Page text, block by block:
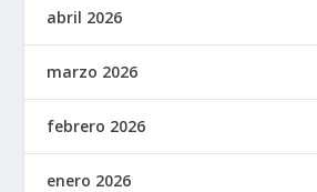
abril 2026
marzo 2026
febrero 2026
enero 2026